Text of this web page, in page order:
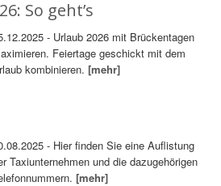
So geht’s
- Urlaub 2026 mit Brückentagen
Feiertage geschickt mit dem
kombinieren.[mehr]
- Hier finden Sie eine Auflistung
Taxiunternehmen und die dazugehörigen
[mehr]